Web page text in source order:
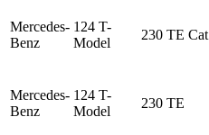
Mercedes-
Benz
124 T-
Model
230 TE Cat
Mercedes-
Benz
124 T-
Model
230 TE